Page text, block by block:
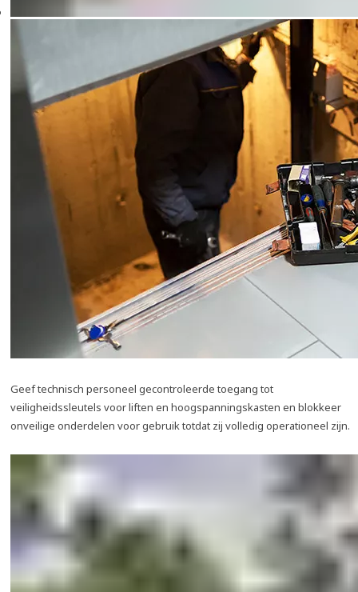
Geef technisch personeel gecontroleerde toegang tot
veiligheidssleutels voor liften en hoogspanningskasten en blokkeer
onveilige onderdelen voor gebruik totdat zij volledig operationeel zijn.